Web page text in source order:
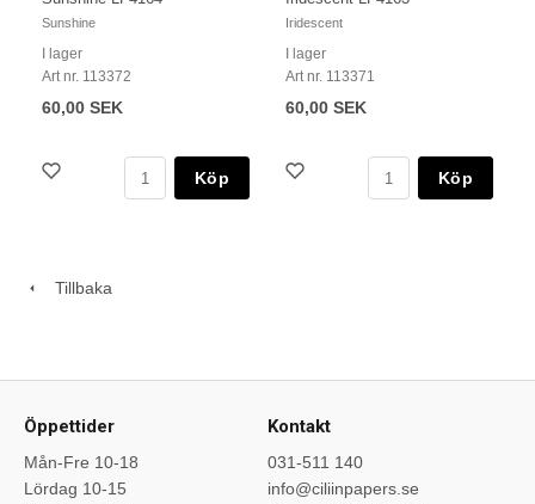
Sunshine
I lager
Art nr. 113372
60,00 SEK
Köp
Iridescent
I lager
Art nr. 113371
60,00 SEK
Köp
Tillbaka
Öppettider
Mån-Fre 10-18
Lördag 10-15
Kontakt
031-511 140
info@ciliinpapers.se